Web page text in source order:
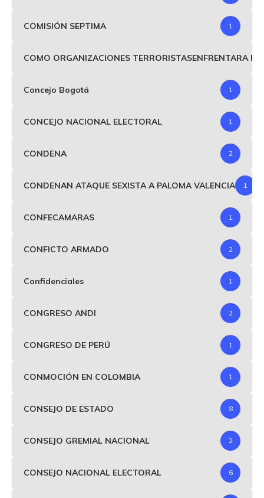
COMISIÓN SEPTIMA 1
COMO ORGANIZACIONES TERRORISTASENFRENTARA
Concejo Bogotá 1
CONCEJO NACIONAL ELECTORAL 1
CONDENA 2
CONDENAN ATAQUE SEXISTA A PALOMA VALENCIA 1
CONFECAMARAS 1
CONFICTO ARMADO 2
Confidenciales 1
CONGRESO ANDI 2
CONGRESO DE PERÚ 1
CONMOCIÓN EN COLOMBIA 1
CONSEJO DE ESTADO 8
CONSEJO GREMIAL NACIONAL 2
CONSEJO NACIONAL ELECTORAL 6